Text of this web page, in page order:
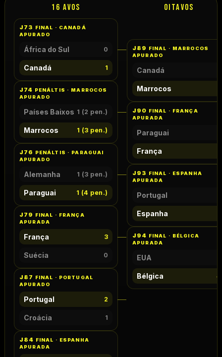
16 AVOS
J73
FINAL · CANADÁ
APURADO
África do Sul 0
Canadá 1
J74 PENÁLTIS · MARROCOS
APURADO
Países Baixos 1 (2 pen.)
Marrocos 1 (3 pen.)
J76
PENÁLTIS · PARAGUAI
APURADO
Alemanha 1 (3 pen.)
Paraguai 1 (4 pen.)
J79
FINAL · FRANÇA
APURADA
França 3
Suécia 0
J87
FINAL · PORTUGAL
APURADO
Portugal 2
Croácia 1
J84 FINAL · ESPANHA
APURADA
OITAVOS
J89
FINAL · MARROCOS
APURADO
Canadá
Marrocos
J90 FINAL · FRANÇA
APURADA
Paraguai
França
J93
FINAL · ESPANHA
APURADA
Portugal
Espanha
J94 FINAL · BÉLGICA
APURADA
EUA
Bélgica 4